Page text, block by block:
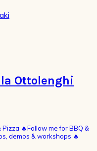
Ottolenghi
Pizza 🔥Follow me for BBQ &
demos & workshops 🔥